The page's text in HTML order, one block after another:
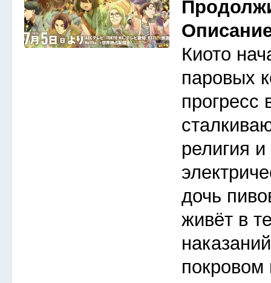
Киото
паровых
прогресс
религия
дочь
живёт в
покровом